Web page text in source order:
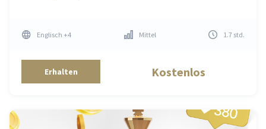
Englisch +4 Mittel 1.7 std.
Erhalten Kostenlos